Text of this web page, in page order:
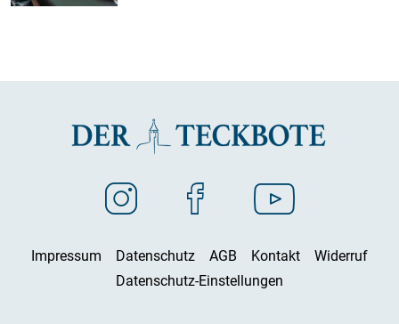
Impressum Datenschutz AGB Kontakt
Widerruf
Datenschutz-Einstellungen